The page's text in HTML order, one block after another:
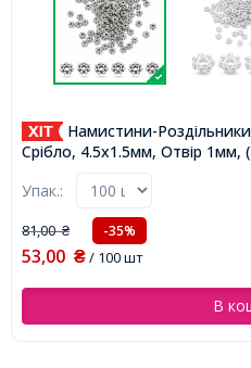
Намистини-
Срібло, 4.5х1.5мм, Отвір 1мм,
Упак.:
81,00₴ -35%
53,00 ₴/ 100 шт
В